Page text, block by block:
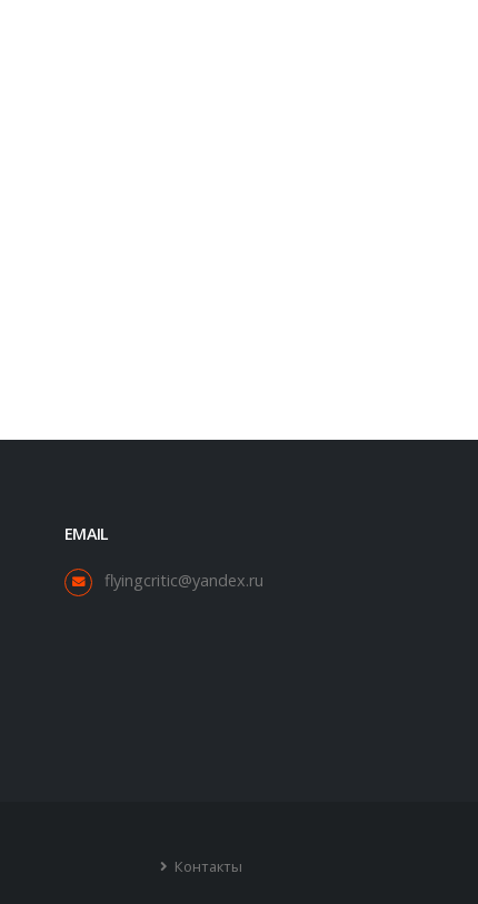
EMAIL
flyingcritic@yandex.ru
Контакты